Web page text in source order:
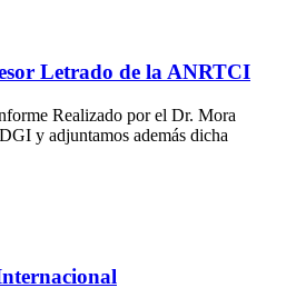
Letrado de la ANRTCI
Realizado por el Dr. Mora
y adjuntamos además dicha